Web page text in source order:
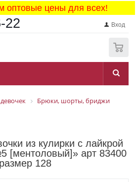
оптовые цены для всех!
22 Вход
Брюки, шорты, бриджи
из кулирки с лайкрой
[ментоловый]» арт 83400
размер 128